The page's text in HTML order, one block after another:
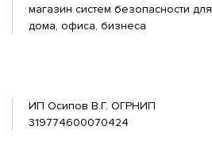
магазин систем безопасности для
дома, офиса, бизнеса
ИП Осипов В.Г. ОГРНИП
319774600070424